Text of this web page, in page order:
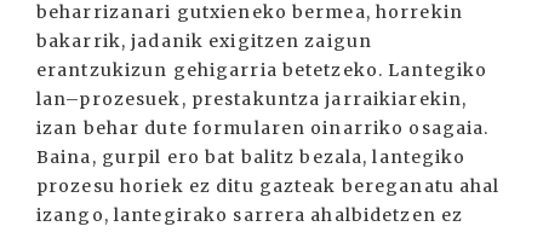
beharrizanari gutxieneko bermea, horrekin
bakarrik, jadanik exigitzen zaigun
erantzukizun gehigarria betetzeko. Lantegiko
lan–prozesuek, prestakuntza jarraikiarekin,
izan behar dute formularen oinarriko osagaia.
Baina, gurpil ero bat balitz bezala, lantegiko
prozesu horiek ez ditu gazteak bereganatu ahal
izango, lantegirako sarrera ahalbidetzen ez